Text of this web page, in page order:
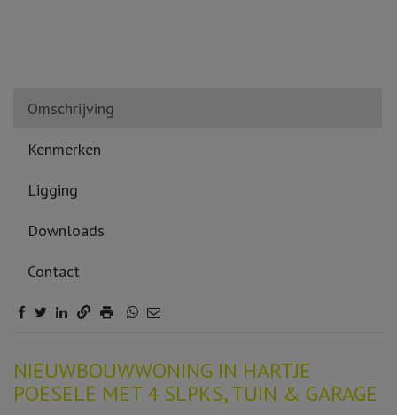
Omschrijving
Kenmerken
Ligging
Downloads
Contact
Omschrijving
NIEUWBOUWWONING IN HARTJE
POESELE MET 4 SLPKS, TUIN & GARAGE